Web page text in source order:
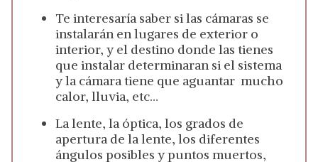
Te interesaría saber si las cámaras se
instalarán en lugares de exterior o
interior, y el destino donde las tienes
que instalar determinaran si el sistema
y la cámara tiene que aguantar mucho
calor, lluvia, etc…
La lente, la óptica, los grados de
apertura de la lente, los diferentes
ángulos posibles y puntos muertos,